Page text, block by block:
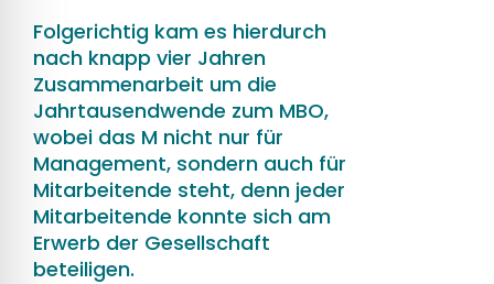
Folgerichtig kam es hierdurch
nach knapp vier Jahren
Zusammenarbeit um die
Jahrtausendwende zum MBO,
wobei das M nicht nur für
Management, sondern auch für
Mitarbeitende steht, denn jeder
Mitarbeitende konnte sich am
Erwerb der Gesellschaft
beteiligen.